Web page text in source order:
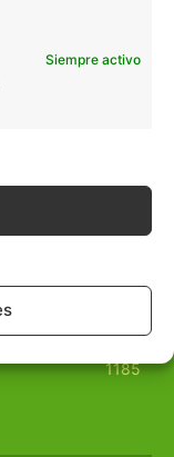
Siempre activo
226
270
1185